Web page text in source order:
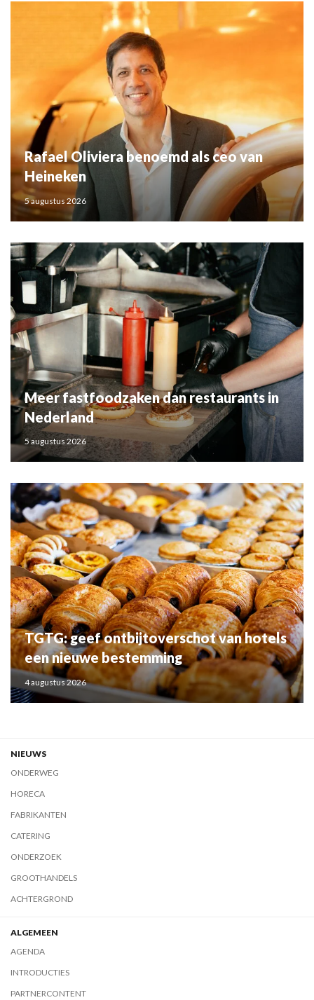
Rafael Oliviera benoemd als ceo van
Heineken
5 augustus 2026
Meer fastfoodzaken dan restaurants in
Nederland
5 augustus 2026
TGTG: geef ontbijtoverschot van hotels
een nieuwe bestemming
4 augustus 2026
NIEUWS
ONDERWEG
HORECA
FABRIKANTEN
CATERING
ONDERZOEK
GROOTHANDELS
ACHTERGROND
ALGEMEEN
AGENDA
INTRODUCTIES
PARTNERCONTENT